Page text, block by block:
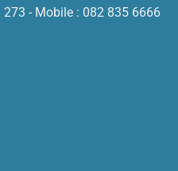
- Mobile : 082 835 6666